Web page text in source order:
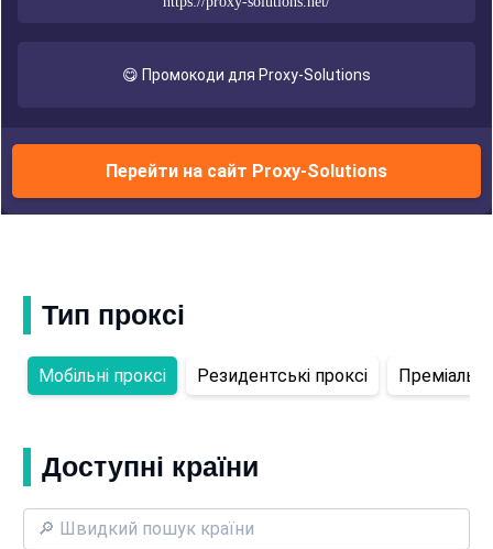
😋 Промокоди для Proxy-Solutions
Перейти на сайт Proxy-Solutions
Тип проксі
Мобільні проксі Резидентські проксі
Доступні країни